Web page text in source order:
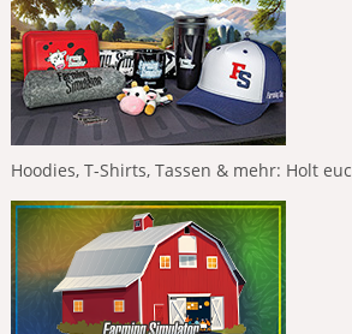
Hoodies, T-Shirts, Tassen & mehr: Holt